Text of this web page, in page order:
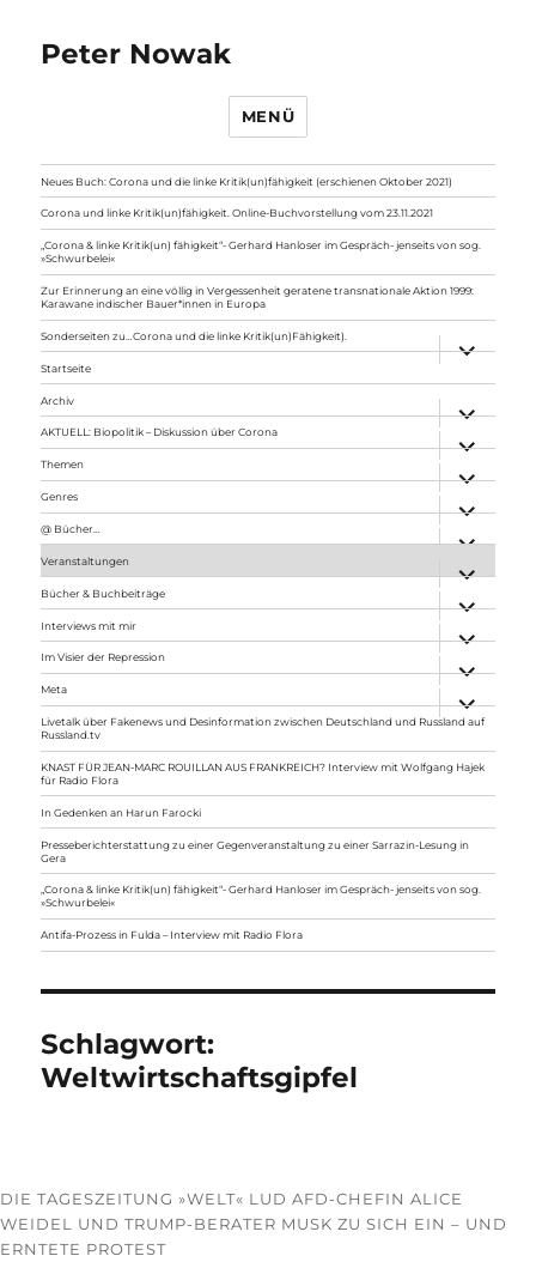
Peter Nowak
MENÜ
Neues Buch: Corona und die linke Kritik(un)fähigkeit (erschienen Oktober 2021)
Corona und linke Kritik(un)fähigkeit. Online-Buchvorstellung vom 23.11.2021
„Corona & linke Kritik(un) fähigkeit“- Gerhard Hanloser im Gespräch- jenseits von sog.
»Schwurbelei«
Zur Erinnerung an eine völlig in Vergessenheit geratene transnationale Aktion 1999:
Karawane indischer Bauer*innen in Europa
Sonderseiten zu…Corona und die linke Kritik(un)Fähigkeit).
anzeigen
Startseite
Archiv
anzeigen
AKTUELL: Biopolitik – Diskussion über Corona
anzeigen
Themen
anzeigen
Genres
anzeigen
@ Bücher…
Veranstaltungen
anzeigen
Bücher & Buchbeiträge
anzeigen
Interviews mit mir
anzeigen
Im Visier der Repression
anzeigen
Meta
anzeigen
Livetalk über Fakenews und Desinformation zwischen Deutschland und Russland auf
Russland.tv
KNAST FÜR JEAN-MARC ROUILLAN AUS FRANKREICH? Interview mit Wolfgang Hajek
für Radio Flora
In Gedenken an Harun Farocki
Presseberichterstattung zu einer Gegenveranstaltung zu einer Sarrazin-Lesung in
Gera
„Corona & linke Kritik(un) fähigkeit“- Gerhard Hanloser im Gespräch- jenseits von sog.
»Schwurbelei«
Antifa-Prozess in Fulda – Interview mit Radio Flora
Schlagwort:
Weltwirtschaftsgipfel
DIE TAGESZEITUNG »WELT« LUD AFD-CHEFIN ALICE
WEIDEL UND TRUMP-BERATER MUSK ZU SICH EIN – UND
ERNTETE PROTEST